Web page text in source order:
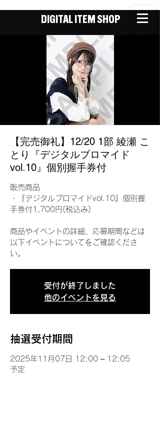
DIGITAL ITEM SHOP
【完売御礼】12/20 1部 綾瀬 こ
とり『デジタルブロマイド
vol.10』個別握手券付
販売商品
・『デジタルブロマイドvol.10』個別握
手券付1,700円(税込み)
商品やイベントの詳細、応募期間などは
以下イベントについてをご確認くださ
い。
受付が終了しました
他のイベントを見る
抽選受付期間
2025年11月07日 12:00 – 12:05
予定